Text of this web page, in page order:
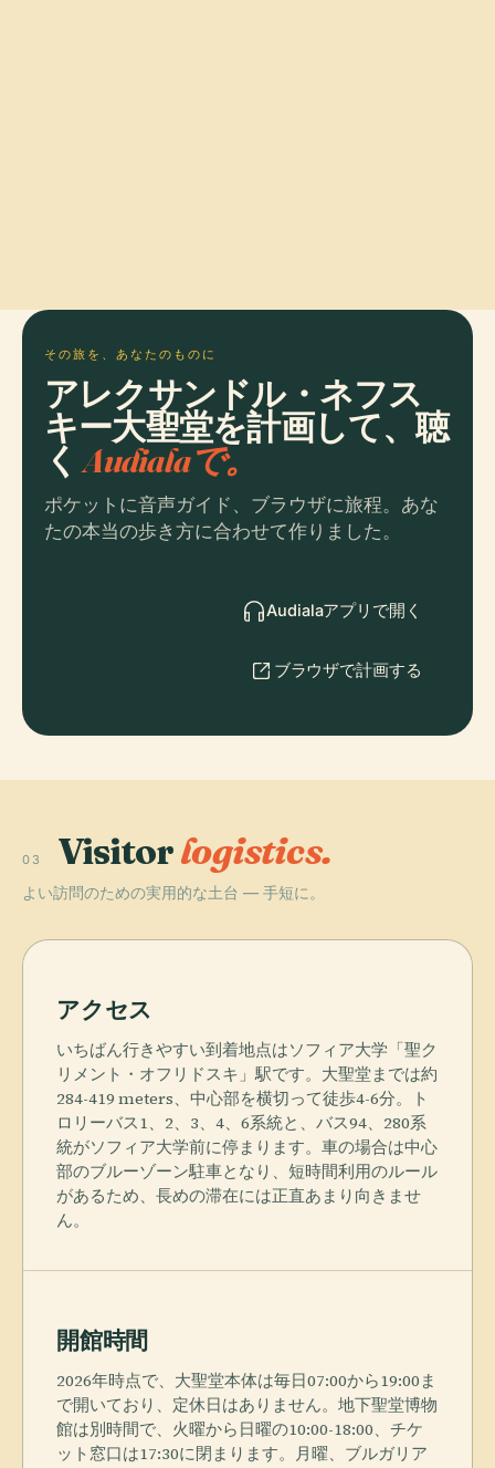
その旅を、あなたのものに
アレクサンドル・ネフス
キー大聖堂を計画して、聴
くAudialaで。
ポケットに音声ガイド、ブラウザに旅程。あな
たの本当の歩き方に合わせて作りました。
Audialaアプリで開く
ブラウザで計画する
03 Visitorlogistics.
よい訪問のための実用的な土台 — 手短に。
アクセス
いちばん行きやすい到着地点はソフィア大学「聖ク
リメント・オフリドスキ」駅です。大聖堂までは約
284-419 meters、中心部を横切って徒歩4-6分。ト
ロリーバス1、2、3、4、6系統と、バス94、280系
統がソフィア大学前に停まります。車の場合は中心
部のブルーゾーン駐車となり、短時間利用のルール
があるため、長めの滞在には正直あまり向きませ
ん。
開館時間
2026年時点で、大聖堂本体は毎日07:00から19:00ま
で開いており、定休日はありません。地下聖堂博物
館は別時間で、火曜から日曜の10:00-18:00、チケ
ット窓口は17:30に閉まります。月曜、ブルガリア